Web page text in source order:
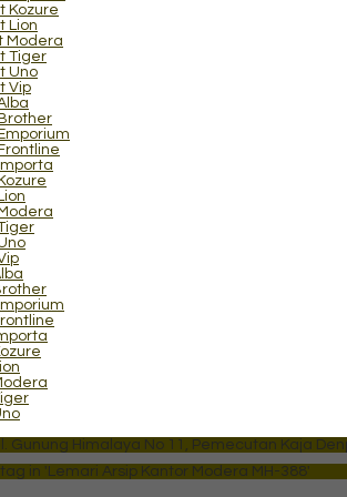
Kozure
Lion
Modera
Tiger
Uno
Vip
Jl. Gunung Himalaya No 11, Pemecutan Kaja
in 'Lemari Arsip Kantor Modera MH-388'